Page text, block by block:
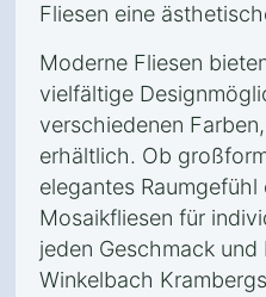
Fliesen eine
Moderne Fliesen
vielfältige
verschiedenen
erhältlich. Ob
elegantes Raumgefühl
Mosaikfliesen für
jeden Geschmack
Winkelbach